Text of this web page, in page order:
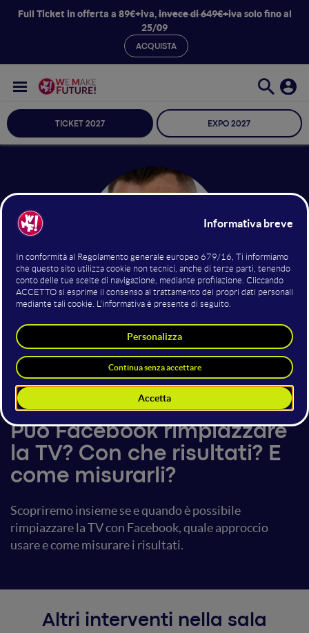
Full Ticket in offerta a 89€+iva,invece di 649€+ivasolo fino al
25/09
ACQUISTA
TICKET 2027 EXPO 2027
Lego
23 giugno 201716:30 - 17:10
Facebook Advertising
Può Facebook rimpiazzare
la TV? Con che risultati? E
come misurarli?
Scopriremo insieme se e quando è possibile
rimpiazzare la TV con Facebook, quale approccio
usare e come misurare i risultati.
Altri interventi nella sala